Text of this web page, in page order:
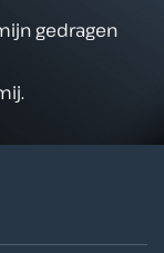
gedragen